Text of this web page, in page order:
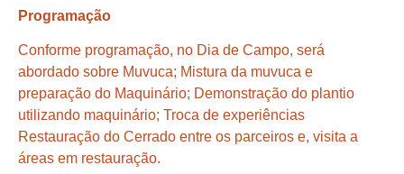
Programação
Conforme programação, no Dia de Campo, será
abordado sobre Muvuca; Mistura da muvuca e
preparação do Maquinário; Demonstração do plantio
utilizando maquinário; Troca de experiências
Restauração do Cerrado entre os parceiros e, visita a
áreas em restauração.